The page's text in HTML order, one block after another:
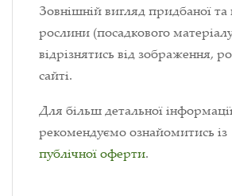
Зовнішній вигляд придбаної
рослини (посадкового
відрізнятись від зображення,
сайті.
Для більш детальної
рекомендуємо ознайомитись із
публічної оферти.